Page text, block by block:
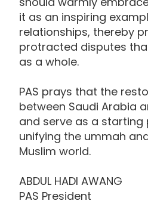
it as an inspiring
relationships, thereby
protracted disputes
as a whole.
PAS prays that the
between Saudi Arabia
and serve as a
unifying the ummah
Muslim world.
ABDUL HADI AWANG
PAS President